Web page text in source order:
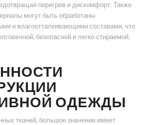
перегрев и дискомфорт. Также
могут быть обработаны
и влагоотталкивающими составами, что
безопасной и легко стираемой.
ОДЕЖДЫ
тканей, большое значение имеет